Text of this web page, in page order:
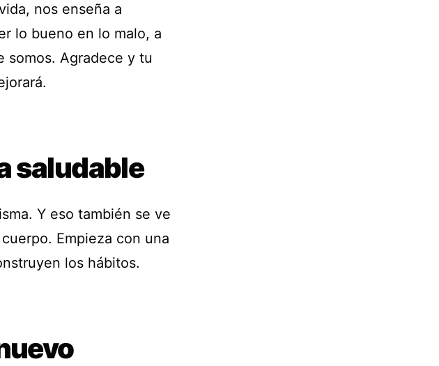
nos enseña a
lo bueno en lo malo, a
somos. Agradece y tu
saludable
Y eso también se ve
Empieza con una
los hábitos.